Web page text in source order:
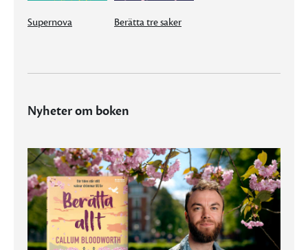
Supernova Berätta tre saker
Nyheter om boken